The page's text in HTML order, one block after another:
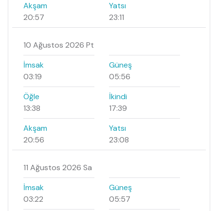
Akşam
20:57
Yatsı
23:11
10 Ağustos 2026 Pt
İmsak
03:19
Güneş
05:56
Öğle
13:38
İkindi
17:39
Akşam
20:56
Yatsı
23:08
11 Ağustos 2026 Sa
İmsak
03:22
Güneş
05:57